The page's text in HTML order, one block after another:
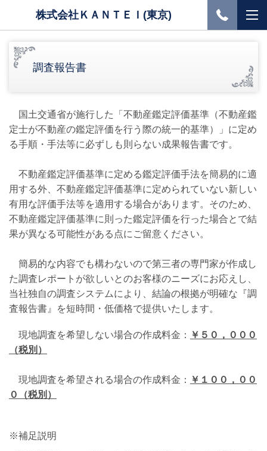
株式会社ＫＡＮＴＥＩ(東京)
調査報告書
国土交通省が施行した「不動産鑑定評価基準（不動産鑑
定士が不動産の鑑定評価を行う際の統一的基準）」に定め
る手順・手法等に必ずしも則らない成果報告書です。
不動産鑑定評価基準に定める鑑定評価手法を簡易的に適
用する外、不動産鑑定評価基準に定められていない新しい
有用な評価手法等を適用する場合があります。そのため、
不動産鑑定評価基準に則った鑑定評価を行った場合とで結
果が異なる可能性がある点にご留意ください。
簡易的な内容でも構わないので第三者の専門家が作成し
た調査レポートが欲しいとのお客様のニーズにお応えし、
当社独自の調査システムにより、結論の根拠が明確な『調
査報告書』を短時間・低価格で提供いたします。
現地調査を希望しない場合の作成料金： ￥５０，０００
（税別）
現地調査を希望される場合の作成料金： ￥１００，００
０（税別）
※補足説明